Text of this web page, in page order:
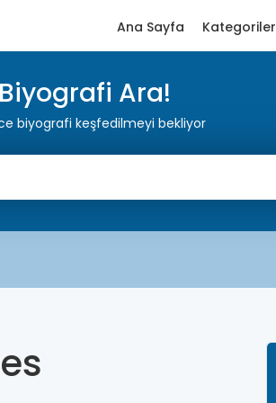
Ana Sayfa Kategoriler
Biyografi Ara!
biyografi keşfedilmeyi bekliyor